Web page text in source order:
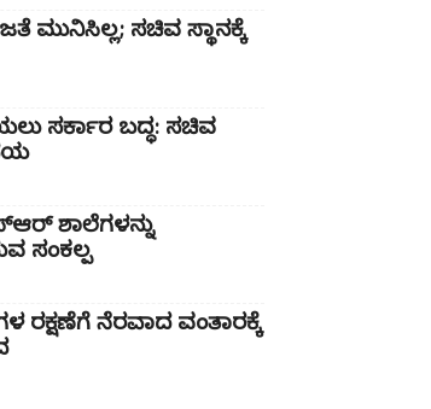
ಮುನಿಸಿಲ್ಲ; ಸಚಿವ ಸ್ಥಾನಕ್ಕೆ
ಸರ್ಕಾರ ಬದ್ಧ: ಸಚಿವ
ಶಾಲೆಗಳನ್ನು
ಸಂಕಲ್ಪ
ರಕ್ಷಣೆಗೆ ನೆರವಾದ ವಂತಾರಕ್ಕೆ